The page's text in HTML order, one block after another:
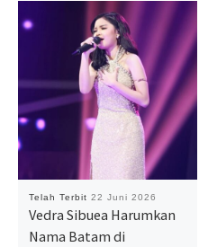
Telah Terbit 22 Juni 2026
Vedra Sibuea Harumkan
Nama Batam di